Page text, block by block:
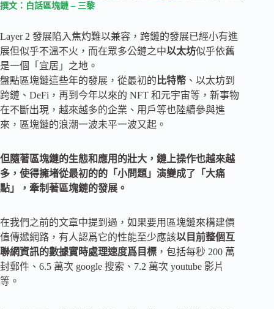
撰文：白話區塊鏈 – 三黎
Layer 2 發展陷入焦灼難以兼容，跨鏈的發展已經小有進
展但似乎不溫不火，而在眾多公鏈之中以太坊似乎依舊
是一個「宜居」之地。
盤點區塊鏈這些年的發展，從最初的 比特幣 、以太坊到
跨鏈、DeFi，再到今年以來的 NFT 和元宇宙等，新事物
在不斷出現，越來越多的企業、用戶等也陸續參與進
來，區塊鏈的浪潮一波未平一波又起。
但隨著區塊鏈的生態和應用的壯大，鏈上操作也越來越
多，使得擁堵從最初的的「小問題」演變成了「大痛
點」，牽制著區塊鏈的發展。
在我們之前的文章中提到過，如果要用區塊鏈來構建價
值傳遞網路，有人認爲它的性能至少應該以目前整個互
聯網資訊的數據實時處理速度爲目標 ，包括每秒 200 萬
封郵件、6.5 萬次 google 搜索、7.2 萬次 youtube 影片
等。